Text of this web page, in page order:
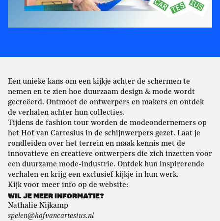
Een unieke kans om een kijkje achter de schermen te
nemen en te zien hoe duurzaam design & mode wordt
gecreëerd. Ontmoet de ontwerpers en makers en ontdek
de verhalen achter hun collecties.
Tijdens de fashion tour worden de modeondernemers op
het Hof van Cartesius in de schijnwerpers gezet. Laat je
rondleiden over het terrein en maak kennis met de
innovatieve en creatieve ontwerpers die zich inzetten voor
een duurzame mode-industrie. Ontdek hun inspirerende
verhalen en krijg een exclusief kijkje in hun werk.
Kijk voor meer info op de website:
WIL JE MEER INFORMATIE?
Nathalie Nijkamp
spelen@hofvancartesius.nl